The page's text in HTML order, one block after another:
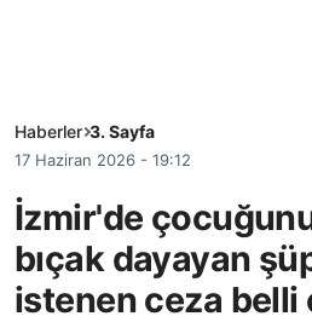
Haberler 3. Sayfa
17 Haziran 2026 - 19:12
İzmir'de
bıçak dayayan
istenen ceza belli